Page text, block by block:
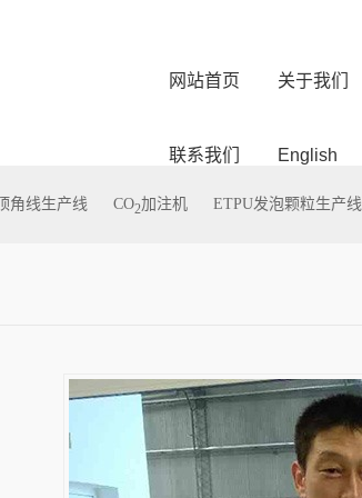
网站首页 关于我们
联系我们 English
顶角线生产线 CO2加注机 ETPU发泡颗粒生产线